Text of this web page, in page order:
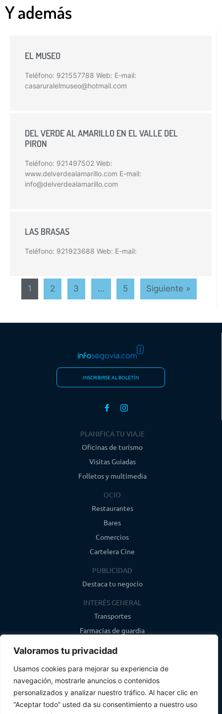
Valoramos tu privacidad
Usamos cookies para mejorar su experiencia de
navegación, mostrarle anuncios o contenidos
personalizados y analizar nuestro tráfico. Al hacer clic en
“Aceptar todo” usted da su consentimiento a nuestro uso
Y además
EL MUSEO
Teléfono: 921557788 Web: E-mail:
casaruralelmuseo@hotmail.com
DEL VERDE AL AMARILLO EN EL VALLE DEL
PIRON
Teléfono: 921497502 Web:
www.delverdealamarillo.com E-mail:
info@delverdealamarillo.com
LAS BRASAS
Teléfono: 921923688 Web: E-mail:
1 2 3 … 5 Siguiente »
INSCRIBIRSE AL BOLETÍN
PLANIFICA TU VIAJE
Oficinas de turismo
Visitas Guiadas
Folletos y multimedia
OCIO
Restaurantes
Bares
Comercios
Cartelera Cine
PUBLICIDAD
Destaca tu negocio
INTERÉS GENERAL
Transportes
Farmacias de guardia
CONTACTO
info@infosegovia.com